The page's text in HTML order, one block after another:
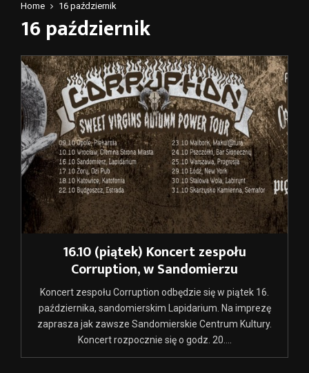
Home 16 październik
16 październik
16.10 (piątek) Koncert zespołu
Corruption, w Sandomierzu
Koncert zespołu Corruption odbędzie się w piątek 16.
października, sandomierskim Lapidarium. Na imprezę
zaprasza jak zawsze Sandomierskie Centrum Kultury.
Koncert rozpocznie się o godz. 20....